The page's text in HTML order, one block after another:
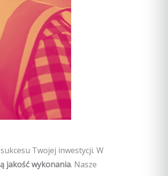
Twojej inwestycji. W
jakość wykonania. Nasze